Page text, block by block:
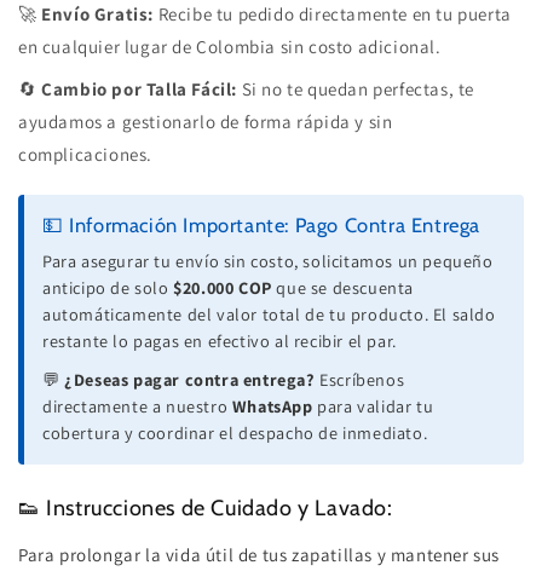
🚀 Envío Gratis: Recibe tu pedido directamente en tu puerta
en cualquier lugar de Colombia sin costo adicional.
🔄Cambio por Talla Fácil: Si no te quedan perfectas, te
ayudamos a gestionarlo de forma rápida y sin
complicaciones.
💵 Información Importante: Pago Contra Entrega
Para asegurar tu envío sin costo, solicitamos un pequeño
anticipo de solo $20.000 COP que se descuenta
automáticamente del valor total de tu producto. El saldo
restante lo pagas en efectivo al recibir el par.
💬 ¿Deseas pagar contra entrega? Escríbenos
directamente a nuestro WhatsApp para validar tu
cobertura y coordinar el despacho de inmediato.
👟 Instrucciones de Cuidado y Lavado:
Para prolongar la vida útil de tus zapatillas y mantener sus